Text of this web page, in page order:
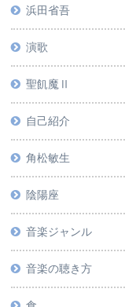
浜田省吾
演歌
聖飢魔Ⅱ
自己紹介
角松敏生
陰陽座
音楽ジャンル
音楽の聴き方